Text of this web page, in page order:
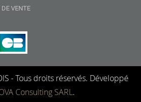
VENTE
- Tous droits réservés. Développé
Consulting SARL.